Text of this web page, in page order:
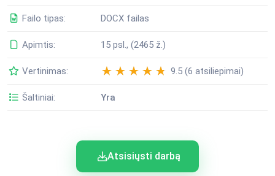
Failo tipas: DOCX failas
Apimtis: 15 psl., (2465 ž.)
Vertinimas: 9.5 (6 atsiliepimai)
Šaltiniai: Yra
Atsisiųsti darbą